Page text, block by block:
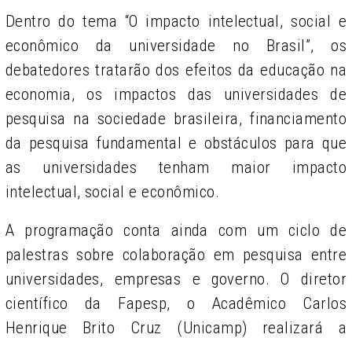
Dentro do tema “O impacto intelectual, social e
econômico da universidade no Brasil”, os
debatedores tratarão dos efeitos da educação na
economia, os impactos das universidades de
pesquisa na sociedade brasileira, financiamento
da pesquisa fundamental e obstáculos para que
as universidades tenham maior impacto
intelectual, social e econômico.
A programação conta ainda com um ciclo de
palestras sobre colaboração em pesquisa entre
universidades, empresas e governo. O diretor
científico da Fapesp, o Acadêmico Carlos
Henrique Brito Cruz (Unicamp) realizará a